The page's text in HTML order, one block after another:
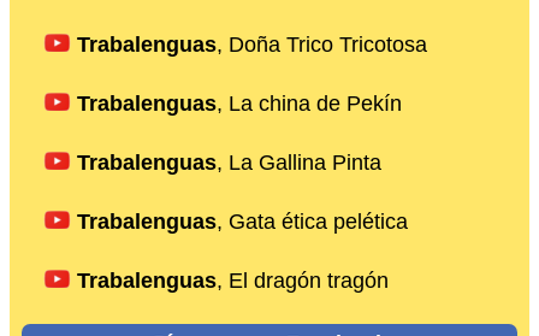
Trabalenguas, Doña Trico Tricotosa
Trabalenguas, La china de Pekín
Trabalenguas, La Gallina Pinta
Trabalenguas, Gata ética pelética
Trabalenguas, El dragón tragón